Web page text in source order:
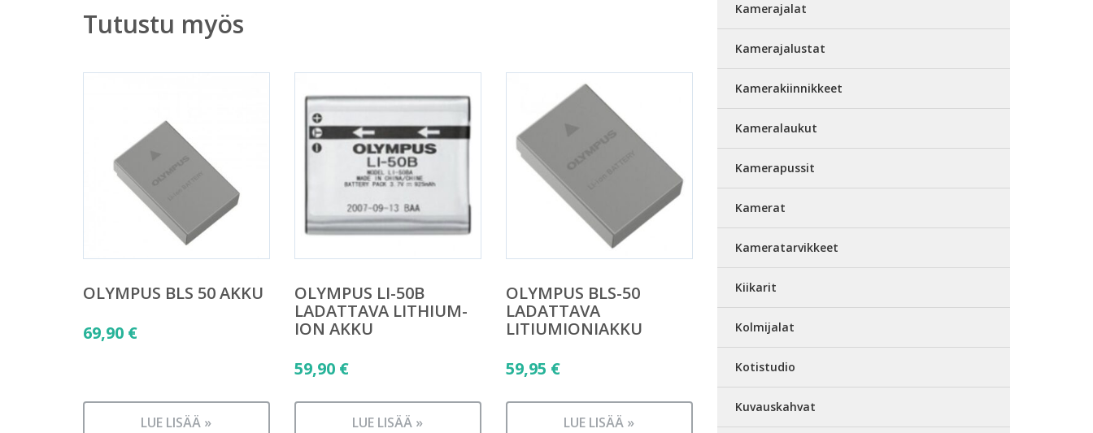
Tutustu myös
OLYMPUS BLS 50 AKKU
69,90 €
LUE LISÄÄ »
OLYMPUS LI-50B
LADATTAVA LITHIUM-
ION AKKU
59,90 €
LUE LISÄÄ »
OLYMPUS BLS-50
LADATTAVA
LITIUMIONIAKKU
59,95 €
LUE LISÄÄ »
Kamerajalat
Kamerajalustat
Kamerakiinnikkeet
Kameralaukut
Kamerapussit
Kamerat
Kameratarvikkeet
Kiikarit
Kolmijalat
Kotistudio
Kuvauskahvat